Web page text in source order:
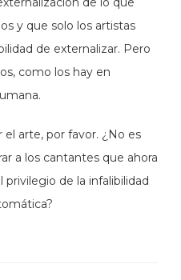
y que solo los artistas
de externalizar. Pero
como los hay en
el arte, por favor. ¿No es
a los cantantes que ahora
de la infalibilidad